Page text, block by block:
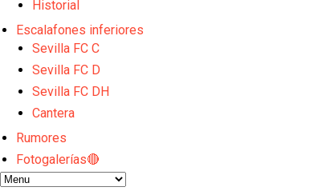
Historial
Escalafones inferiores
Sevilla FC C
Sevilla FC D
Sevilla FC DH
Cantera
Rumores
Fotogalerías🔴